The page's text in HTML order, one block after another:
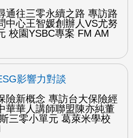
通往三零永續之路 專訪路
中心王智媛創辦人VS尤努
校園YSBC專案 FM AM
影響力對談
險新概念 專訪台大保險經
華華人講師聯盟陳亦純董
三零小單元 葛萊米學校